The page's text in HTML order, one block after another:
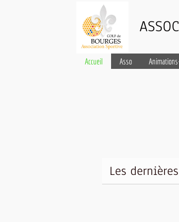
Accueil Asso
Les